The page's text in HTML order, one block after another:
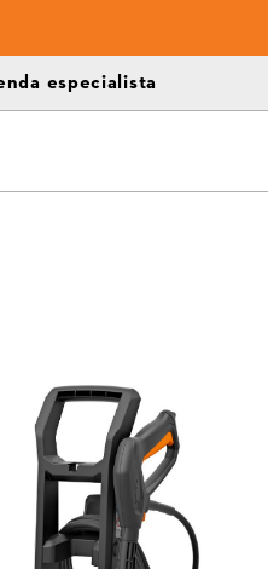
especialista